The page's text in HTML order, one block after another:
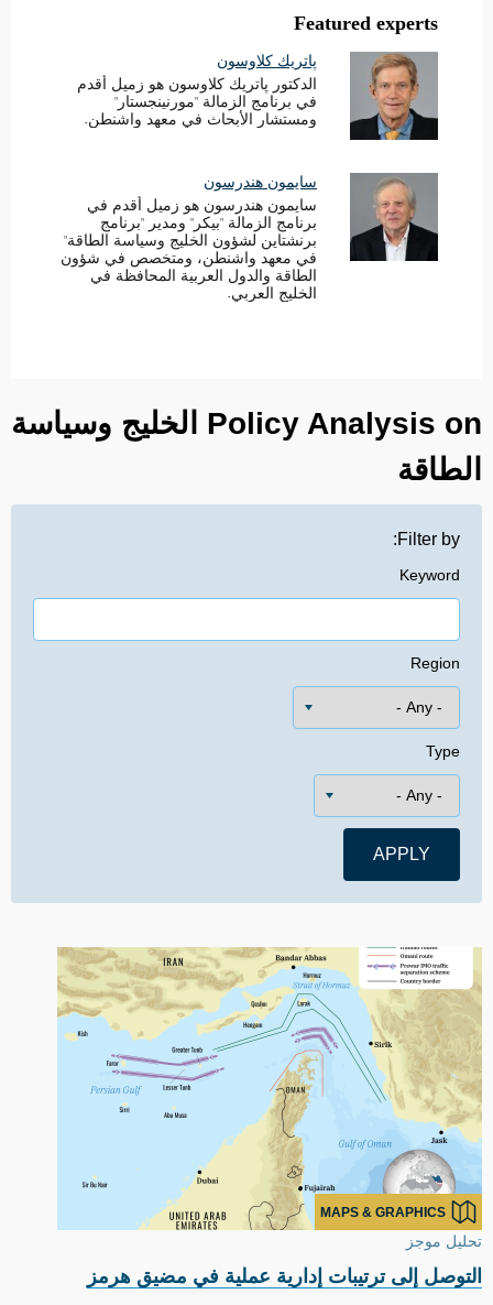
Policy Analysis on الخليج وسياسة
الطاقة
Filter by:
Keyword
Region
Type
MAPS & GRAPHICS
تحليل موجز
التوصل إلى ترتيبات إدارية عملية في مضيق هرمز
Featured experts
پاتريك كلاوسون
الدكتور پاتريك كلاوسون هو زميل أقدم
في برنامج الزمالة "مورنينجستار"
ومستشار الأبحاث في معهد واشنطن.
سايمون هندرسون
سايمون هندرسون هو زميل أقدم في
برنامج الزمالة "بيكر" ومدير "برنامج
برنشتاين لشؤون الخليج وسياسة الطاقة"
في معهد واشنطن، ومتخصص في شؤون
الطاقة والدول العربية المحافظة في
الخليج العربي.